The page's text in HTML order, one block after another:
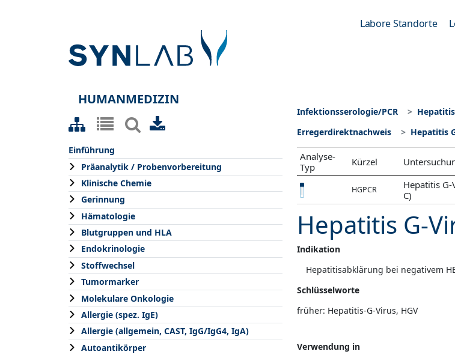
Labore Standorte
HUMANMEDIZIN
Einführung
Präanalytik / Probenvorbereitung
Klinische Chemie
Gerinnung
Hämatologie
Blutgruppen und HLA
Endokrinologie
Stoffwechsel
Tumormarker
Molekulare Onkologie
Allergie (spez. IgE)
Allergie (allgemein, CAST, IgG/IgG4, IgA)
Autoantikörper
Infektionsserologie/PCR
Erregerdirektnachweis
Hepatitis
Analyse-
Typ
Kürzel
HGPCR
Hepatitis G-
C)
Hepatitis G-
Indikation
Hepatitisabklärung bei negativem
Schlüsselworte
früher: Hepatitis-G-Virus, HGV
Verwendung in